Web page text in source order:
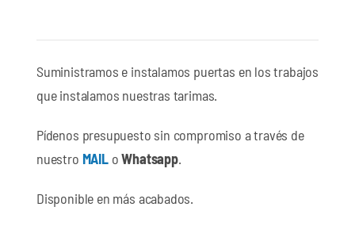
Suministramos e instalamos puertas en los trabajos
que instalamos nuestras tarimas.
Pídenos presupuesto sin compromiso a través de
nuestro MAIL oWhatsapp.
Disponible en más acabados.